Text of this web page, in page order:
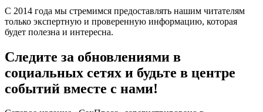
С 2014 года мы стремимся предоставлять нашим читателям
только экспертную и проверенную информацию, которая
будет полезна и интересна.
Следите за обновлениями в
социальных сетях и будьте в центре
событий вместе с нами!